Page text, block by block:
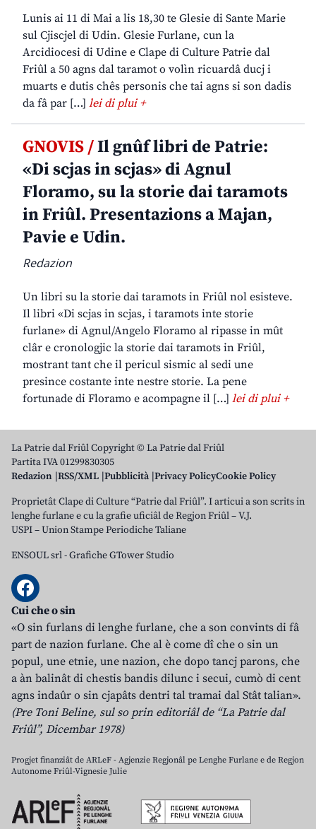
Lunis ai 11 di Mai a lis 18,30 te Glesie di Sante Marie
sul Cjiscjel di Udin. Glesie Furlane, cun la
Arcidiocesi di Udine e Clape di Culture Patrie dal
Friûl a 50 agns dal taramot o volìn ricuardâ ducj i
muarts e dutis chês personis che tai agns si son dadis
da fâ par […] lei di plui +
GNOVIS /Il gnûf libri de Patrie:
«Di scjas in scjas» di Agnul
Floramo, su la storie dai taramots
in Friûl. Presentazions a Majan,
Pavie e Udin.
Redazion
Un libri su la storie dai taramots in Friûl nol esisteve.
Il libri «Di scjas in scjas, i taramots inte storie
furlane» di Agnul/Angelo Floramo al ripasse in mût
clâr e cronologjic la storie dai taramots in Friûl,
mostrant tant che il pericul sismic al sedi une
presince costante inte nestre storie. La pene
fortunade di Floramo e acompagne il […] lei di plui +
La Patrie dal Friûl Copyright © La Patrie dal Friûl
Partita IVA 01299830305
Redazion RSS/XML Pubblicità Privacy PolicyCookie Policy
Proprietât Clape di Culture “Patrie dal Friûl”. I articui a son scrits in
lenghe furlane e cu la grafie uficiâl de Regjon Friûl – V.J.
USPI – Union Stampe Periodiche Taliane
ENSOUL srl-Grafiche GTower Studio
Cui che o sin
«O sin furlans di lenghe furlane, che a son convints di fâ
part de nazion furlane. Che al è come dî che o sin un
popul, une etnie, une nazion, che dopo tancj parons, che
a àn balinât di chestis bandis dilunc i secui, cumò di cent
agns indaûr o sin cjapâts dentri tal tramai dal Stât talian».
(Pre Toni Beline, sul so prin editoriâl de “La Patrie dal
Friûl”, Dicembar 1978)
Progjet finanziât de ARLeF - Agjenzie Regjonâl pe Lenghe Furlane e de Regjon
Autonome Friûl-Vignesie Julie